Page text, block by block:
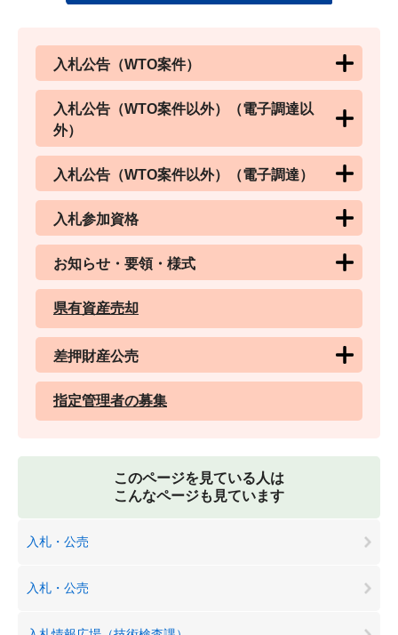
入札公告（WTO案件）
入札公告（WTO案件以外）（電子調達以
外）
入札公告（WTO案件以外）（電子調達）
入札参加資格
お知らせ・要領・様式
県有資産売却
差押財産公売
指定管理者の募集
このページを見ている人は
こんなページも見ています
入札・公売
入札・公売